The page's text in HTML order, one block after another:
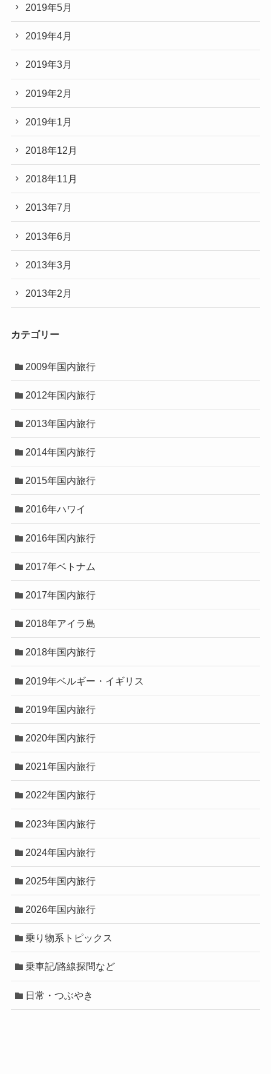
2019年5月
2019年4月
2019年3月
2019年2月
2019年1月
2018年12月
2018年11月
2013年7月
2013年6月
2013年3月
2013年2月
カテゴリー
2009年国内旅行
2012年国内旅行
2013年国内旅行
2014年国内旅行
2015年国内旅行
2016年ハワイ
2016年国内旅行
2017年ベトナム
2017年国内旅行
2018年アイラ島
2018年国内旅行
2019年ベルギー・イギリス
2019年国内旅行
2020年国内旅行
2021年国内旅行
2022年国内旅行
2023年国内旅行
2024年国内旅行
2025年国内旅行
2026年国内旅行
乗り物系トピックス
乗車記/路線探問など
日常・つぶやき